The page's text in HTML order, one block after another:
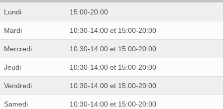
Lundi 15:00-20:00
Mardi 10:30-14:00 et 15:00-20:00
Mercredi 10:30-14:00 et 15:00-20:00
Jeudi 10:30-14:00 et 15:00-20:00
Vendredi 10:30-14:00 et 15:00-20:00
Samedi 10:30-14:00 et 15:00-20:00